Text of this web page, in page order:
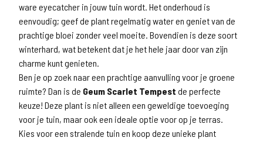
ware eyecatcher in jouw tuin wordt. Het onderhoud is
eenvoudig; geef de plant regelmatig water en geniet van de
prachtige bloei zonder veel moeite. Bovendien is deze soort
winterhard, wat betekent dat je het hele jaar door van zijn
charme kunt genieten.
Ben je op zoek naar een prachtige aanvulling voor je groene
ruimte? Dan is de Geum Scarlet Tempest de perfecte
keuze! Deze plant is niet alleen een geweldige toevoeging
voor je tuin, maar ook een ideale optie voor op je terras.
Kies voor een stralende tuin en koop deze unieke plant